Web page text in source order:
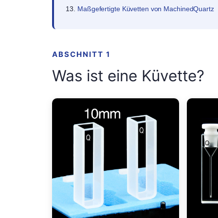
Maßgefertigte Küvetten von MachinedQuartz
ABSCHNITT 1
Was ist eine Küvette?